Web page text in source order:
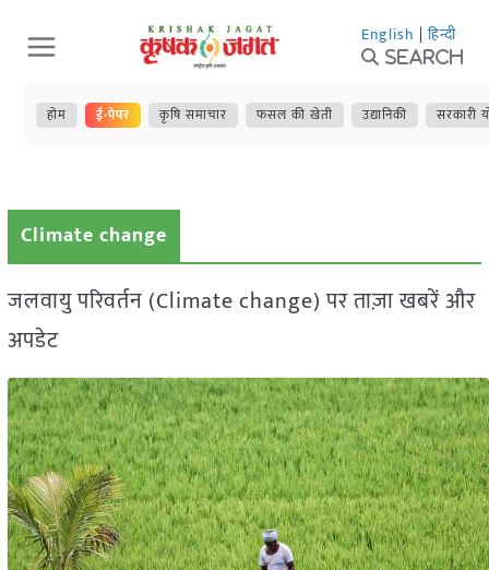
Skip
to
content
English | हिन्दी
Search
होम ई-पेपर कृषि समाचार फसल की खेती उद्यानिकी सरकारी
Climate change
जलवायु परिवर्तन (Climate change) पर ताज़ा खबरें और
अपडेट